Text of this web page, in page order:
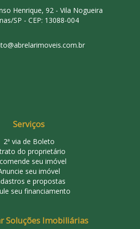
Henrique, 92 - Vila Nogueira
SP - CEP: 13088-004
Serviços
2ª via de Boleto
do proprietário
seu imóvel
seu imóvel
e propostas
seu financiamento
Soluções Imobiliárias